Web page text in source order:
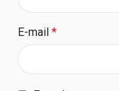
E-mail *